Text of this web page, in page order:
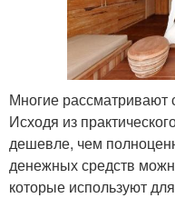
Многие рассматривают
Исходя из
дешевле, чем
денежных средств
которые используют